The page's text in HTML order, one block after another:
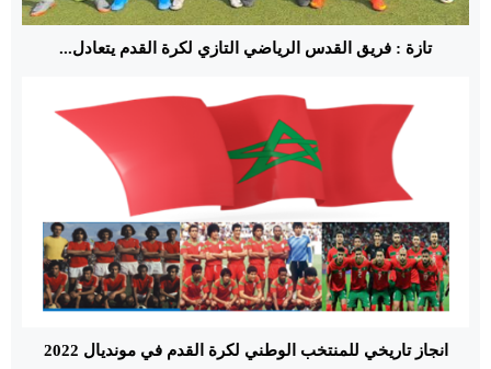
تازة : فريق القدس الرياضي التازي لكرة القدم يتعادل...
انجاز تاريخي للمنتخب الوطني لكرة القدم في مونديال 2022